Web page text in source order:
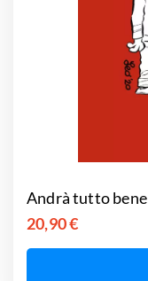
Andrà tutto bene
20,90 €